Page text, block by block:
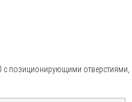
с позиционирующими отверстиями,